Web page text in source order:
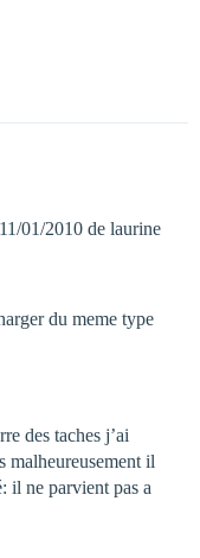
01/2010 de laurine
du meme type
des taches j’ai
malheureusement il
il ne parvient pas a